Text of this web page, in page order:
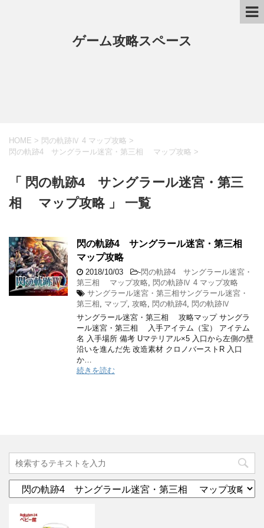
ゲーム攻略スペース
HOME > 閃の軌跡Ⅳ 4 マップ攻略 >
閃の軌跡4 サングラール迷宮・第三相 マップ攻略 >
「 閃の軌跡4 サングラール迷宮・第三
相 マップ攻略 」 一覧
閃の軌跡4 サングラール迷宮・第三相
マップ攻略
2018/10/03 -閃の軌跡4 サングラール迷宮・
第三相 マップ攻略
閃の軌跡Ⅳ 4 マップ攻略
サングラール迷宮・第三相サングラール迷宮・
第三相
マップ, 攻略 閃の軌跡4 閃の軌跡Ⅳ
サングラール迷宮・第三相 攻略マップ サングラ
ール迷宮・第三相 入手アイテム（宝） アイテム
名 入手場所 備考 Uマテリアル×5 入口から左側の壁
沿いを進んだ先 改造素材 クロノバーストR 入口
か…
続きを読む
テ